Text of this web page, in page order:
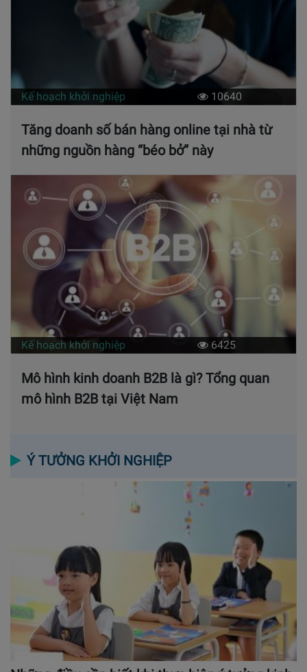
Kế hoạch khởi nghiệp 10640
Tăng doanh số bán hàng online tại nhà từ
những nguồn hàng “béo bở” này
Kế hoạch khởi nghiệp 6425
Mô hình kinh doanh B2B là gì? Tổng quan
mô hình B2B tại Việt Nam
Ý TƯỞNG KHỞI NGHIỆP